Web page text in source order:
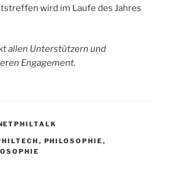
wird im Laufe des Jahres
allen Unterstützern und
Engagement.
, PHILOSOPHIE ,